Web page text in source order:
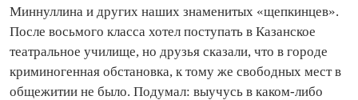
Миннуллина и других наших знаменитых «щепкинцев».
После восьмого класса хотел поступать в Казанское
театральное училище, но друзья сказали, что в городе
криминогенная обстановка, к тому же свободных мест в
общежитии не было. Подумал: выучусь в каком‑либо